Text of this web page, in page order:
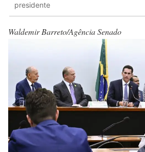
presidente
Waldemir Barreto/Agência Senado